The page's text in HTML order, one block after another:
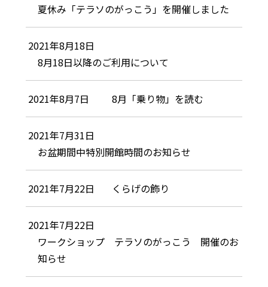
夏休み「テラソのがっこう」を開催しました
2021年8月18日
8月18日以降のご利用について
2021年8月7日 8月「乗り物」を読む
2021年7月31日
お盆期間中特別開館時間のお知らせ
2021年7月22日 くらげの飾り
2021年7月22日
ワークショップ テラソのがっこう 開催のお
知らせ